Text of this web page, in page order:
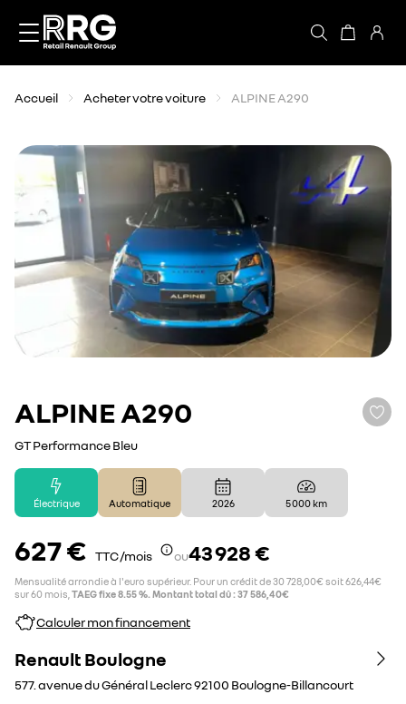
Accueil Acheter votre voiture ALPINE A290
ALPINEA290
GT Performance Bleu
Électrique Automatique 2026 5 000 km
627 € TTC /mois ou43 928 €
Mensualité arrondie à l'euro supérieur. Pour un crédit de 30 728,00€ soit 626,44€
sur 60 mois, TAEG fixe 8.55 %. Montant total dû : 37 586,40€
Calculer mon financement
Renault Boulogne
577. avenue du Général Leclerc92100 Boulogne-Billancourt